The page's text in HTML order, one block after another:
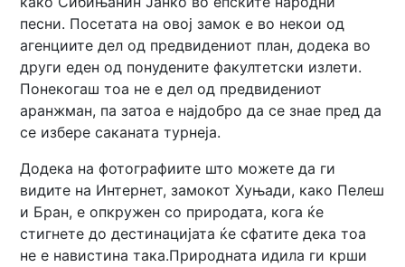
песни. Посетата на овој замок е во некои од
агенциите дел од предвидениот план, додека во
други еден од понудените факултетски излети.
Понекогаш тоа не е дел од предвидениот
аранжман, па затоа е најдобро да се знае пред да
се избере саканата турнеја.
Додека на фотографиите што можете да ги
видите на Интернет, замокот Хуњади, како Пелеш
и Бран, е опкружен со природата, кога ќе
стигнете до дестинацијата ќе сфатите дека тоа
не е навистина така.Природната идила ги крши